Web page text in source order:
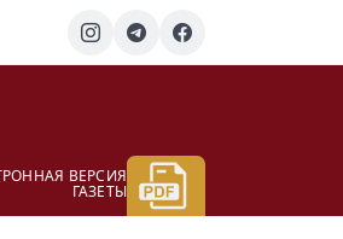
ВЕРСИЯ
ГАЗЕТЫ